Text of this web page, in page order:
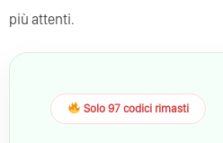
più attenti.
Solo 97 codici rimasti